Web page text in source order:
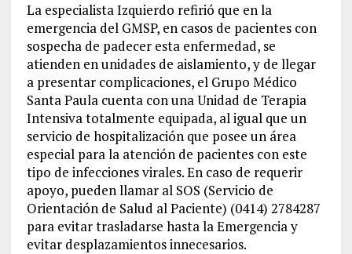
La especialista Izquierdo refirió que en la
emergencia del GMSP, en casos de pacientes con
sospecha de padecer esta enfermedad, se
atienden en unidades de aislamiento, y de llegar
a presentar complicaciones, el Grupo Médico
SantaPaula cuenta conunaUnidad de Terapia
Intensivatotalmente equipada, al igual que un
servicio de hospitalización que posee un área
especial para la atención de pacientes con este
tipo de infecciones virales.En caso de requerir
apoyo, pueden llamar al SOS (Servicio de
Orientación de Salud al Paciente) (0414) 2784287
para evitar trasladarse hasta la Emergencia y
evitar desplazamientos innecesarios.